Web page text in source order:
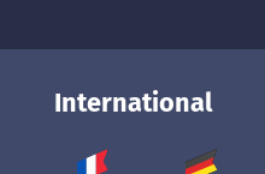
International